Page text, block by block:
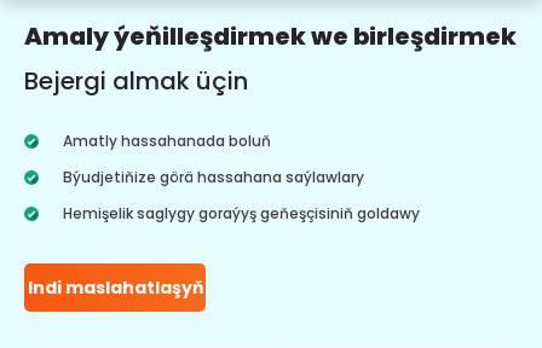
Amaly ýeňilleşdirmek we birleşdirmek
Bejergi almak üçin
Amatly hassahanada boluň
Býudjetiňize görä hassahana saýlawlary
Hemişelik saglygy goraýyş geňeşçisiniň goldawy
Indi maslahatlaşyň